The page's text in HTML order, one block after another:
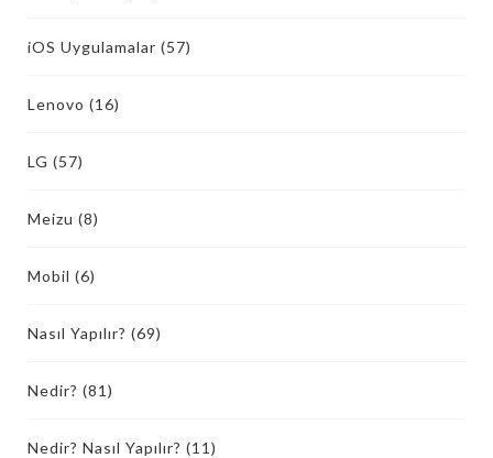
iOS Uygulamalar (57)
Lenovo (16)
LG (57)
Meizu (8)
Mobil (6)
Nasıl Yapılır? (69)
Nedir? (81)
Nedir? Nasıl Yapılır? (11)